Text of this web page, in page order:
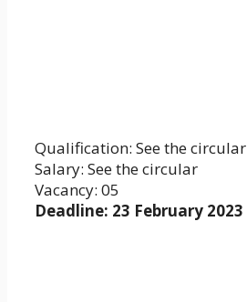
Qualification: See the circular
Salary: See the circular
Vacancy: 05
Deadline: 23 February 2023